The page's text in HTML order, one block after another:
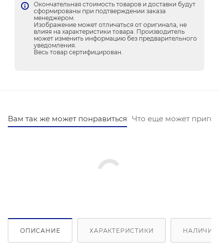
Окончательная стоимость товаров и доставки будут
сформированы при подтверждении заказа
менеджером.
Изображение может отличаться от оригинала, не
влияя на характеристики товара. Производитель
может изменить информацию без предварительного
уведомления.
Весь товар сертифицирован.
Вам так же может понравиться Что еще может
ОПИСАНИЕ ХАРАКТЕРИСТИКИ НАЛИЧИЕ